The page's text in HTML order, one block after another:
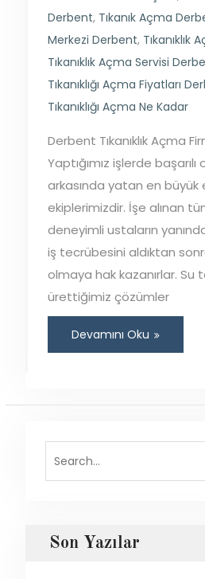
Derbent, Tıkanık Açma
Merkezi Derbent, Tıkanıklık
Tıkanıklık Açma Servisi
Tıkanıklığı Açma Fiyatları
Tıkanıklığı Açma Ne Kadar
Derbent Tıkanıklık Açma
Yaptığımız işlerde başarılı
arkasında yatan en
ekiplerimizdir. İşe alınan
deneyimli ustaların
iş tecrübesini aldıktan
olmaya hak kazanırlar. Su
ürettiğimiz çözümler
Devamını Oku
Son Yazılar